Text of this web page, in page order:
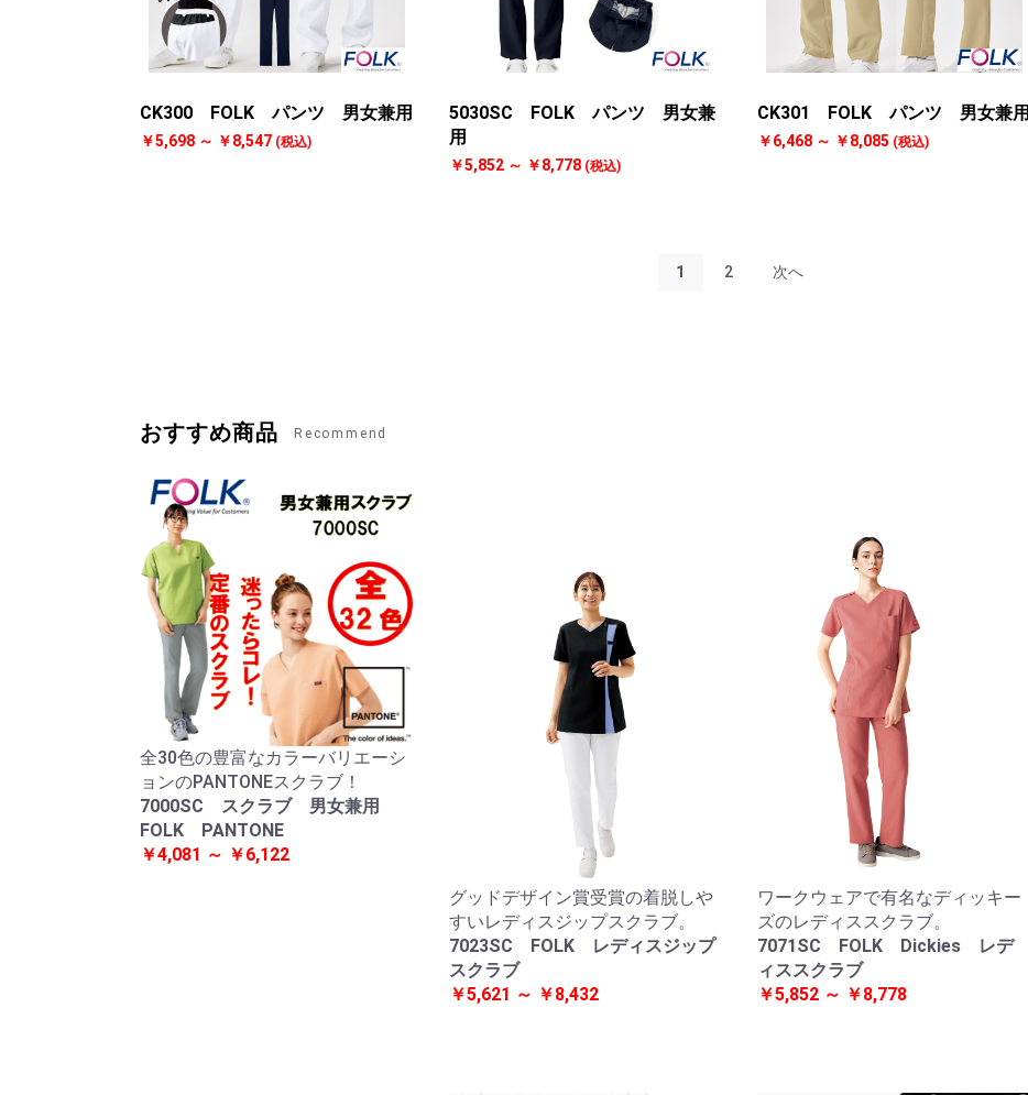
CK300 FOLK パンツ 男女兼用
￥5,698 ～ ￥8,547 (税込)
5030SC FOLK パンツ 男女兼
用
￥5,852 ～ ￥8,778 (税込)
CK301 FOLK パンツ 男女兼用
￥6,468 ～ ￥8,085 (税込)
1 2 次へ
おすすめ商品 Recommend
全30色の豊富なカラーバリエーシ
ョンのPANTONEスクラブ！
7000SC スクラブ 男女兼用
FOLK PANTONE
￥4,081 ～ ￥6,122
グッドデザイン賞受賞の着脱しや
すいレディスジップスクラブ。
7023SC FOLK レディスジップ
スクラブ
￥5,621 ～ ￥8,432
ワークウェアで有名なディッキー
ズのレディススクラブ。
7071SC FOLK Dickies レデ
ィススクラブ
￥5,852 ～ ￥8,778